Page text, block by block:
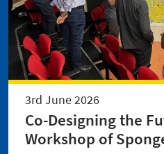
3rd June 2026
Co-Designing the
Workshop of